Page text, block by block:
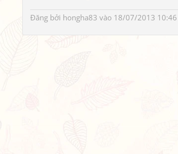
Đăng bởi hongha83 vào 18/07/2013 10:46